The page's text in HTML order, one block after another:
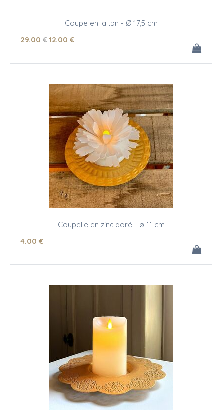
Coupe en laiton - Ø 17,5 cm
29.00 €12.00 €
Coupelle en zinc doré - ø 11 cm
4.00 €